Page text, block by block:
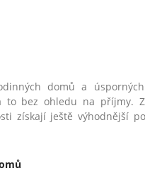
domů a
to bez ohledu na příjmy.
získají ještě výhodnější